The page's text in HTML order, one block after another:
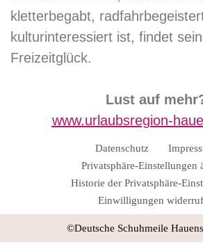
kletterbegabt,
kulturinteressiert ist, findet
Freizeitglück.
Lust auf
www.urlaubsregion-
Datenschutz
Privatsphäre-Einstellungen
Historie der Privatsphäre-
Einwilligungen
©Deutsche Schuhmeile